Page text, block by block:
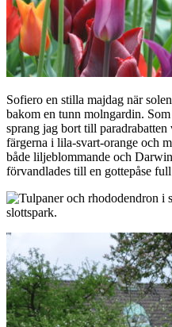
Sofiero en stilla majdag när
bakom en tunn molngardin.
sprang jag bort till
färgerna i lila-svart-orange och
både liljeblommande och
förvandlades till en gottepåse